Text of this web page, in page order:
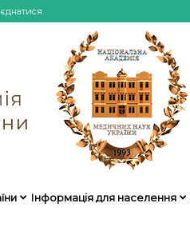
Інформація для населення